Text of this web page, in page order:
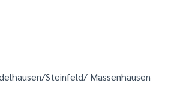
Steinfeld/ Massenhausen